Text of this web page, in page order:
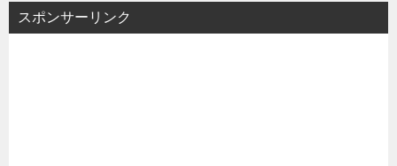
スポンサーリンク